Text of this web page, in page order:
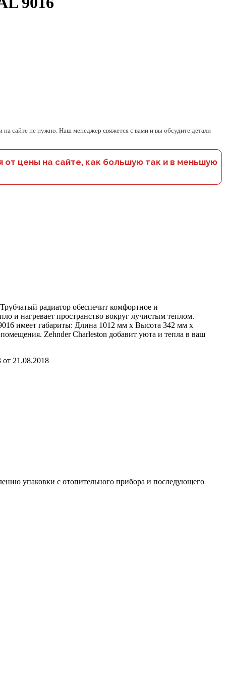
сайте не нужно. Наш менеджер свяжется с вами и вы обсудите детали
от цены на сайте, как большую так и в меньшую
радиатор обеспечит комфортное и
и нагревает пространство вокруг лучистым теплом.
имеет габариты: Длина 1012 мм х Высота 342 мм х
Zehnder Charleston добавит уюта и тепла в ваш
21.08.2018
упаковки с отопительного прибора и последующего